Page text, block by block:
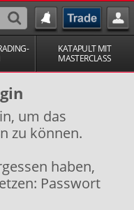
KATAPULT MIT
MASTERCLASS
um das
zu können.
haben,
Passwort